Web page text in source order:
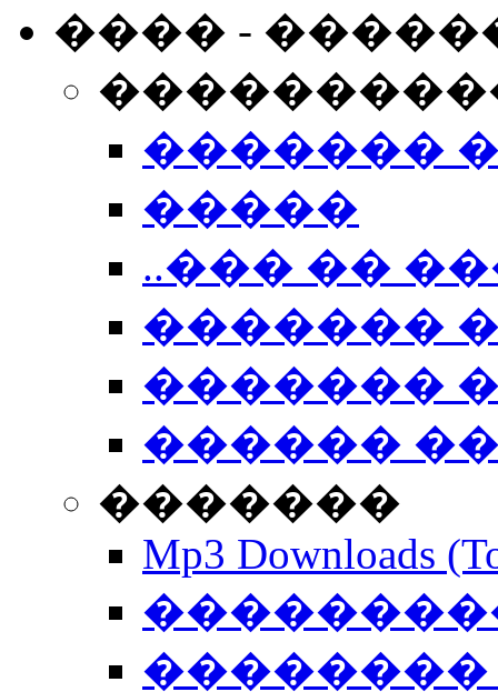
���� -
�������
�����
..��� ��
�������
�������
������
�������
Mp3 Downloads
��������